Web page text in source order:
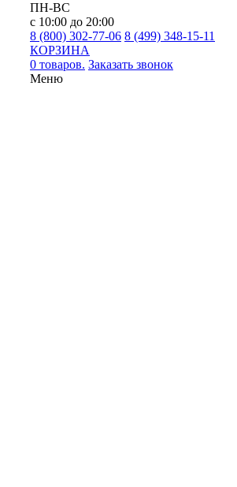
ПН-ВС
с 10:00 до 20:00
8 (800) 302-77-06 8 (499) 348-15-11
КОРЗИНА
0 товаров. Заказать звонок
Меню